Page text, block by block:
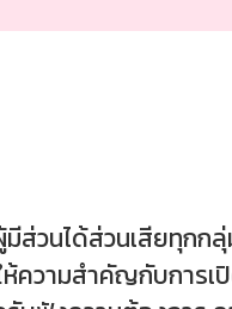
ส่วนได้ส่วนเสียทุกก
ความสำคัญกับการเ